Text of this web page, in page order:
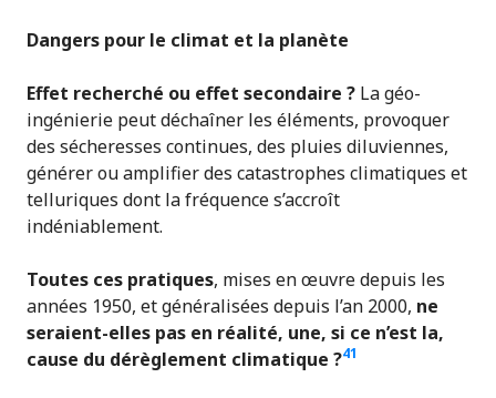
Dangers pour le climat et la planète
Effet recherché ou effet secondaire ? La géo-
ingénierie peut déchaîner les éléments, provoquer
des sécheresses continues, des pluies diluviennes,
générer ou amplifier des catastrophes climatiques et
telluriques dont la fréquence s’accroît
indéniablement.
Toutes ces pratiques, mises en œuvre depuis les
années 1950, et généralisées depuis l’an 2000, ne
seraient-elles pas en réalité, une, si ce n’est la,
cause du dérèglement climatique ?41